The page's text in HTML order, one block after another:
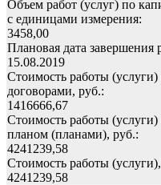
Объем работ (услуг) по
с единицами измерения:
3458,00
Плановая дата завершения
15.08.2019
Стоимость работы
договорами, руб.:
1416666,67
Стоимость работы
планом (планами), руб.:
4241239,58
Стоимость работы
4241239,58